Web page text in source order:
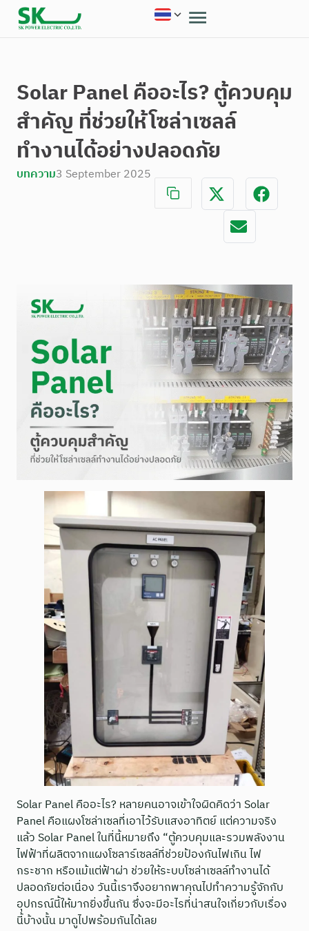
Solar Panel คืออะไร? ตู้ควบคุม
สำคัญ ที่ช่วยให้โซล่าเซลล์
ทำงานได้อย่างปลอดภัย
บทความ3 September 2025
Solar Panel คืออะไร? หลายคนอาจเข้าใจผิดคิดว่า Solar
Panel คือแผงโซล่าเซลที่เอาไว้รับแสงอาทิตย์ แต่ความจริง
แล้ว Solar Panel ในที่นี้หมายถึง “ตู้ควบคุมและรวมพลังงาน
ไฟฟ้าที่ผลิตจากแผงโซลาร์เซลล์ที่ช่วยป้องกันไฟเกิน ไฟ
กระชาก หรือแม้แต่ฟ้าผ่า ช่วยให้ระบบโซล่าเซลล์ทำงานได้
ปลอดภัยต่อเนื่อง วันนี้เราจึงอยากพาคุณไปทำความรู้จักกับ
อุปกรณ์นี้ให้มากยิ่งขึ้นกัน ซึ่งจะมีอะไรที่น่าสนใจเกี่ยวกับเรื่อง
นี้บ้างนั้น มาดูไปพร้อมกันได้เลย